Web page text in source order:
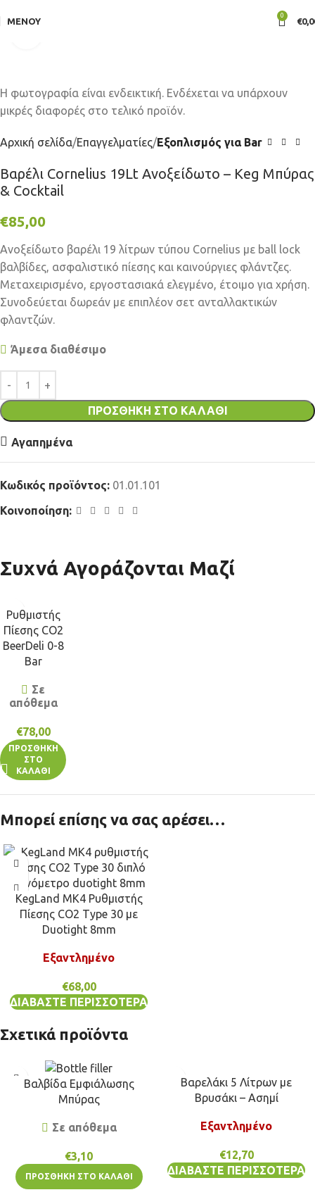
ΜΕΝΟΎ
0
€
Αρχική σελίδα Επαγγελματίες Εξοπλισμός για Bar
Βαρέλι Cornelius 19Lt Ανοξείδωτο – Keg Μπύρας
& Cocktail
€85,00
Ανοξείδωτο βαρέλι 19 λίτρων τύπου Cornelius με ball lock
βαλβίδες, ασφαλιστικό πίεσης και καινούργιες φλάντζες.
Μεταχειρισμένο, εργοστασιακά ελεγμένο, έτοιμο για χρήση.
Συνοδεύεται δωρεάν με επιπλέον σετ ανταλλακτικών
φλαντζών.
Άμεσα διαθέσιμο
ΠΡΟΣΘΉΚΗ ΣΤΟ ΚΑΛΆΘΙ
Αγαπημένα
Κωδικός προϊόντος: 01.01.101
Κοινοποίηση:
Συχνά Αγοράζονται Μαζί
Ρυθμιστής
Πίεσης CO2
BeerDeli 0-8
Bar
Σε
απόθεμα
€78,00
ΠΡΟΣΘΉΚΗ
ΣΤΟ
ΚΑΛΆΘΙ
Μπορεί επίσης να σας αρέσει…
KegLand MK4 Ρυθμιστής
Πίεσης CO2 Type 30 με
Duotight 8mm
Εξαντλημένο
€68,00
ΔΙΑΒΆΣΤΕ ΠΕΡΙΣΣΌΤΕΡΑ
Σχετικά προϊόντα
Βαλβίδα Εμφιάλωσης
Μπύρας
Σε απόθεμα
€3,10
ΠΡΟΣΘΉΚΗ ΣΤΟ ΚΑΛΆΘΙ
Βαρελάκι 5 Λίτρων με
Βρυσάκι – Ασημί
Εξαντλημένο
€12,70
ΔΙΑΒΆΣΤΕ ΠΕΡΙΣΣΌΤΕΡΑ